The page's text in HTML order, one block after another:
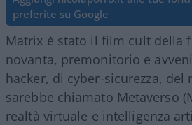
preferite su Google
Matrix è stato il film cult della
novanta, premonitorio e
hacker, di cyber-sicurezza, del
sarebbe chiamato Metaverso
realtà virtuale e intelligenza